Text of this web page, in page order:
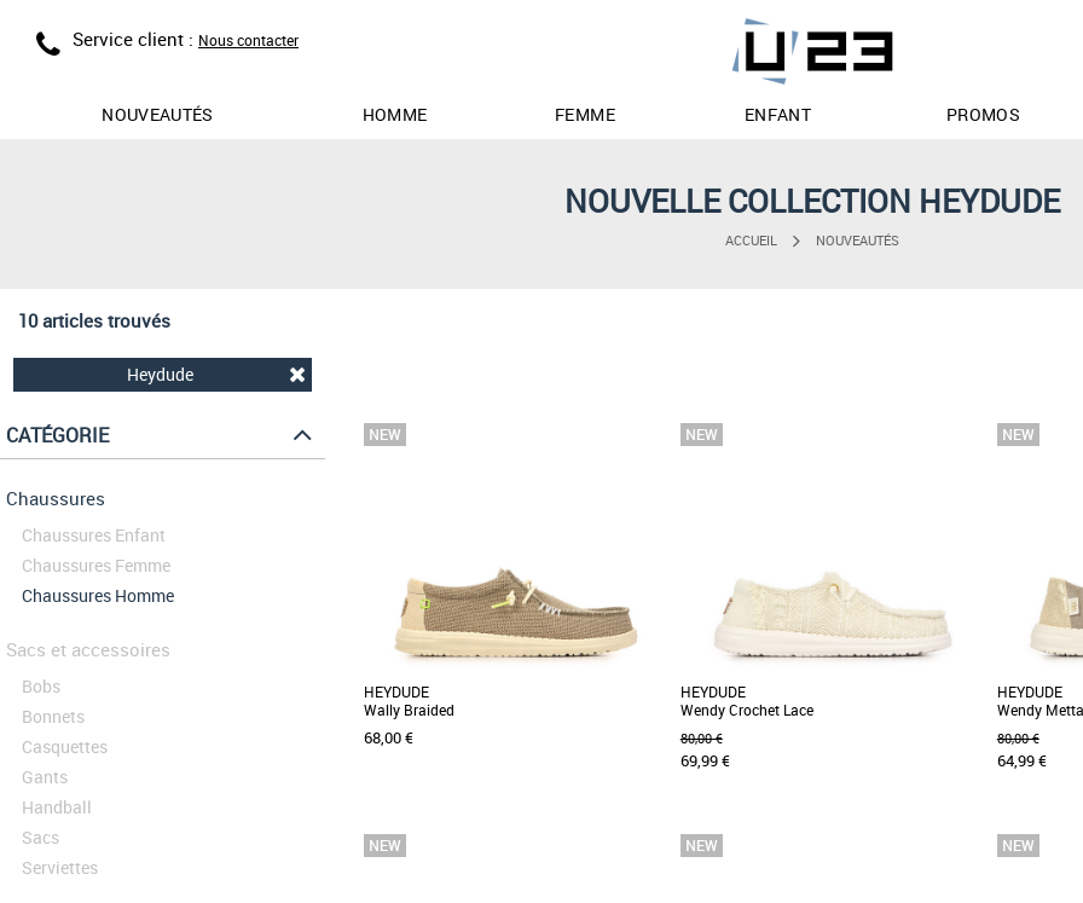
Service client : Nous contacter
NOUVEAUTÉS HOMME FEMME ENFANT PROMOS
NOUVELLE COLLECTION HEYDUDE
ACCUEIL NOUVEAUTÉS
10 articles trouvés
Heydude
CATÉGORIE
Chaussures
Chaussures Enfant
Chaussures Femme
Chaussures Homme
Sacs et accessoires
Bobs
Bonnets
Casquettes
Gants
Handball
Sacs
Serviettes
HEYDUDE
Wally Braided
68,00 €
42
HEYDUDE
Wendy Crochet Lace
80,00 €
69,99 €
37 38
HEYDUDE
Wendy
80,00 €
64,99 €
38 39